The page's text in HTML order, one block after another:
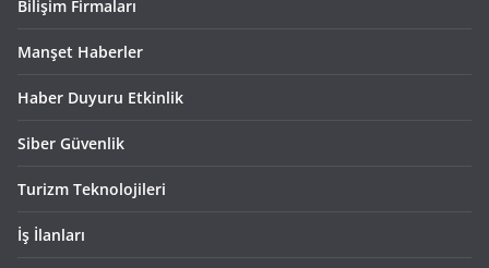
Bilişim Firmaları
Manşet Haberler
Haber Duyuru Etkinlik
Siber Güvenlik
Turizm Teknolojileri
İş İlanları